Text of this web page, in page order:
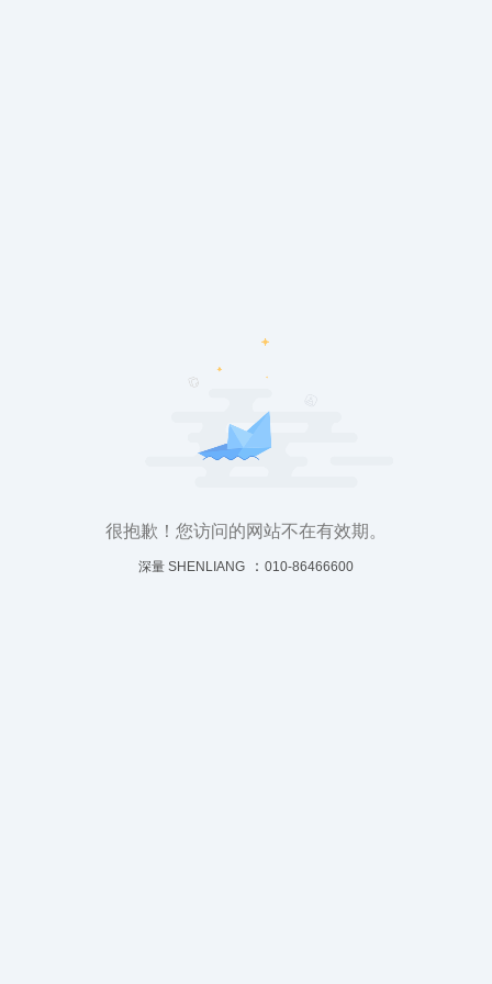
很抱歉！您访问的网站不在有效期。
深量 SHENLIANG ： 010-86466600